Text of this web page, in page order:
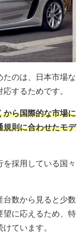
たのは、日本市場な
するためです。
から国際的な市場に
規則に合わせたモデ
採用している国々
台数から見ると少数
望に応えるため、特
ています。